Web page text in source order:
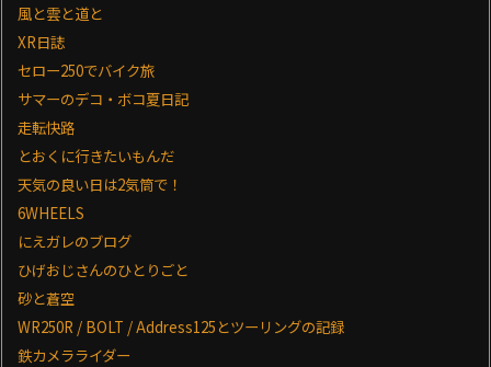
風と雲と道と
XR日誌
セロー250でバイク旅
サマーのデコ・ボコ夏日記
走転快路
とおくに行きたいもんだ
天気の良い日は2気筒で！
6WHEELS
にえガレのブログ
ひげおじさんのひとりごと
砂と蒼空
WR250R / BOLT / Address125とツーリングの記録
鉄カメラライダー